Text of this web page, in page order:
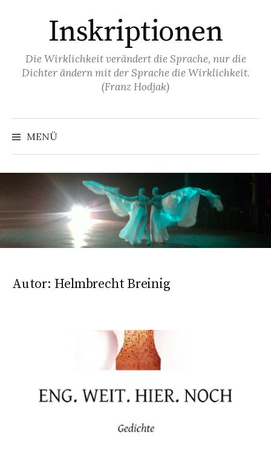
Inskriptionen
Die Wirklichkeit verändert die Sprache, nur die
Dichter ändern mit der Sprache die Wirklichkeit.
(Franz Hodjak)
MENÜ
Autor: Helmbrecht Breinig